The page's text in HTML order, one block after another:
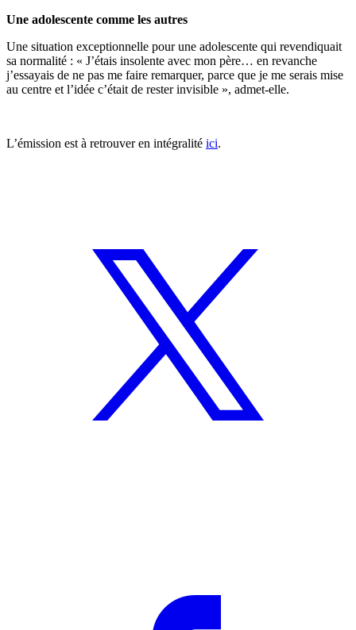
Une adolescente comme les autres
Une situation exceptionnelle pour une adolescente qui revendiquait
sa normalité : « J’étais insolente avec mon père… en revanche
j’essayais de ne pas me faire remarquer, parce que je me serais mise
au centre et l’idée c’était de rester invisible », admet-elle.
L’émission est à retrouver en intégralité ici.